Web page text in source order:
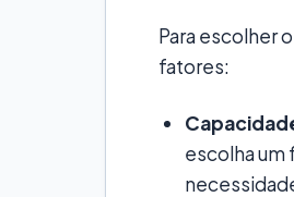
Para escolher
fatores:
escolha um